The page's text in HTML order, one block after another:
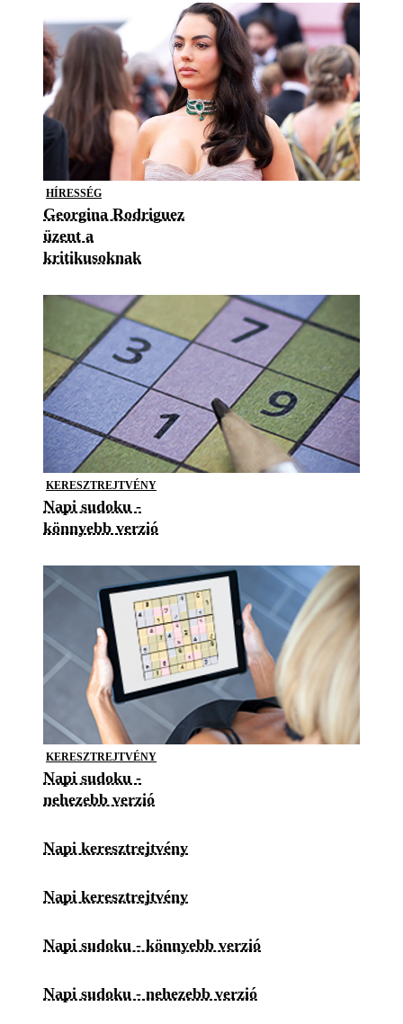
HÍRESSÉG
Georgina Rodriguez
üzent a
kritikusoknak
KERESZTREJTVÉNY
Napi sudoku -
könnyebb verzió
KERESZTREJTVÉNY
Napi sudoku -
nehezebb verzió
Napi keresztrejtvény
Napi keresztrejtvény
Napi sudoku - könnyebb verzió
Napi sudoku - nehezebb verzió